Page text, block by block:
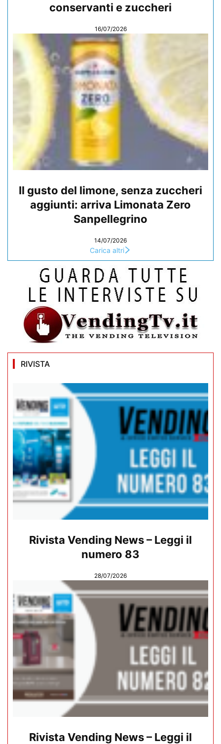
conservanti e zuccheri
16/07/2026
Il gusto del limone, senza zuccheri
aggiunti: arriva Limonata Zero
Sanpellegrino
14/07/2026
Carica altri
RIVISTA
Rivista Vending News – Leggi il
numero 83
28/07/2026
Rivista Vending News – Leggi il